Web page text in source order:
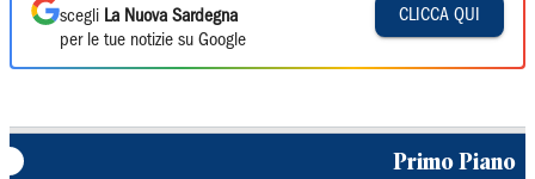
scegli La Nuova Sardegna
per le tue notizie su Google
CLICCA QUI
Primo Piano